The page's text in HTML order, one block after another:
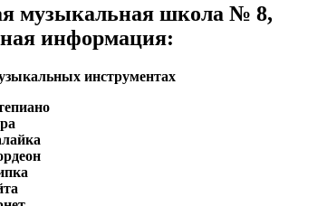
музыкальная школа № 8,
информация:
инструментах